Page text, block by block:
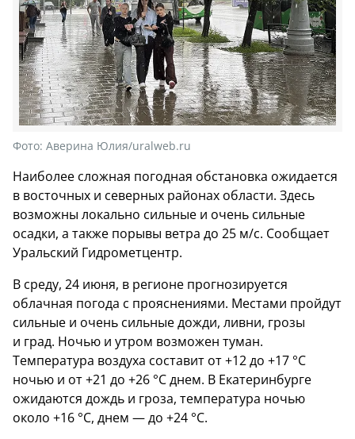
Фото: Аверина Юлия/uralweb.ru
Наиболее сложная погодная обстановка ожидается
в восточных и северных районах области. Здесь
возможны локально сильные и очень сильные
осадки, а также порывы ветра до 25 м/с. Сообщает
Уральский Гидрометцентр.
В среду, 24 июня, в регионе прогнозируется
облачная погода с прояснениями. Местами пройдут
сильные и очень сильные дожди, ливни, грозы
и град. Ночью и утром возможен туман.
Температура воздуха составит от +12 до +17 °C
ночью и от +21 до +26 °C днем. В Екатеринбурге
ожидаются дождь и гроза, температура ночью
около +16 °C, днем — до +24 °C.